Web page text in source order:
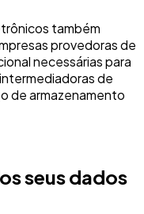
também
provedoras de
necessárias para
de
de armazenamento
seus dados